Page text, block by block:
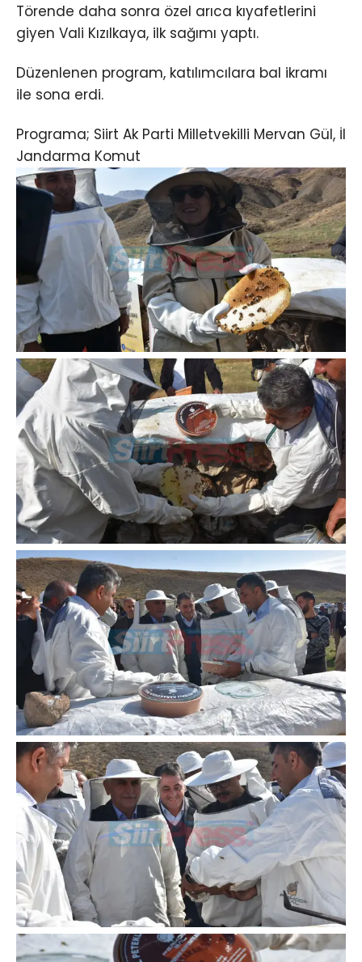
Törende daha sonra özel arıca kıyafetlerini
giyen Vali Kızılkaya, ilk sağımı yaptı.
Düzenlenen program, katılımcılara bal ikramı
ile sona erdi.
Programa; Siirt Ak Parti Milletvekilli Mervan Gül, İl
Jandarma Komut